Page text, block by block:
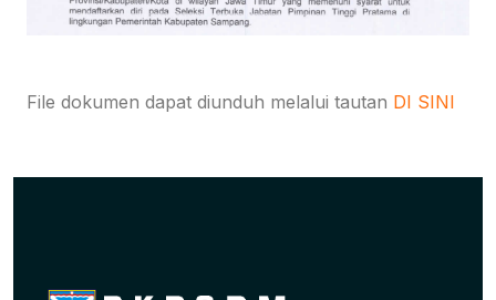
File dokumen dapat diunduh melalui tautan DI SINI